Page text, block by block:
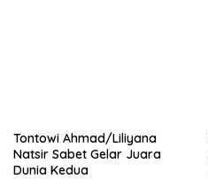
Tontowi Ahmad/Liliyana
Natsir Sabet Gelar Juara
Dunia Kedua